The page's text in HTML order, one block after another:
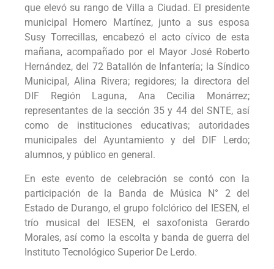
que elevó su rango de Villa a Ciudad. El presidente
municipal Homero Martínez, junto a sus esposa
Susy Torrecillas, encabezó el acto cívico de esta
mañana, acompañado por el Mayor José Roberto
Hernández, del 72 Batallón de Infantería; la Síndico
Municipal, Alina Rivera; regidores; la directora del
DIF Región Laguna, Ana Cecilia Monárrez;
representantes de la sección 35 y 44 del SNTE, así
como de instituciones educativas; autoridades
municipales del Ayuntamiento y del DIF Lerdo;
alumnos, y público en general.
En este evento de celebración se contó con la
participación de la Banda de Música N° 2 del
Estado de Durango, el grupo folclórico del IESEN, el
trío musical del IESEN, el saxofonista Gerardo
Morales, así como la escolta y banda de guerra del
Instituto Tecnológico Superior De Lerdo.